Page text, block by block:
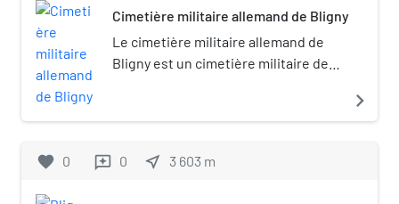
Cimetière militaire allemand de Bligny
Le cimetière militaire allemand de
Bligny est un cimetière militaire de la
française de Bligny dans le
navigate_next
favorite 0 reviews 0 near_me 3 603 m